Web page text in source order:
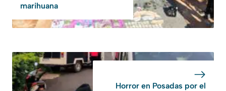
marihuana
Horror en Posadas por el